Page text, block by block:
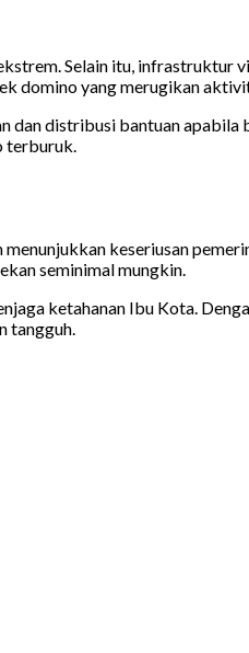
Selain itu, infrastruktur
domino yang merugikan
distribusi bantuan
terburuk.
keseriusan
seminimal mungkin.
ketahanan Ibu Kota.
tangguh.